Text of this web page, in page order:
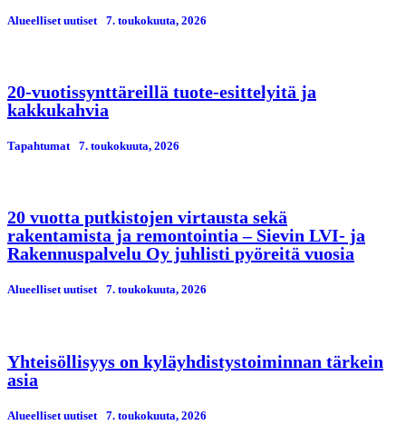
Alueelliset uutiset 7. toukokuuta, 2026
20-vuotissynttäreillä tuote-esittelyitä ja
kakkukahvia
Tapahtumat 7. toukokuuta, 2026
20 vuotta putkistojen virtausta sekä
rakentamista ja remontointia – Sievin LVI- ja
Rakennuspalvelu Oy juhlisti pyöreitä vuosia
Alueelliset uutiset 7. toukokuuta, 2026
Yhteisöllisyys on kyläyhdistystoiminnan tärkein
asia
Alueelliset uutiset 7. toukokuuta, 2026